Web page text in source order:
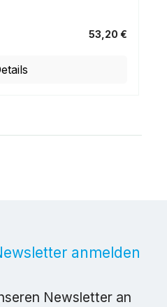
53,20 €
anmelden
Newsletter an